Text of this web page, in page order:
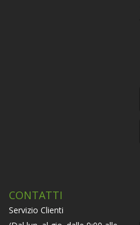
CONTATTI
Servizio Clienti